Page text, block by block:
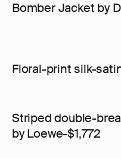
Bomber Jacket by
Floral-print silk-
Striped double-
by Loewe-$1,772